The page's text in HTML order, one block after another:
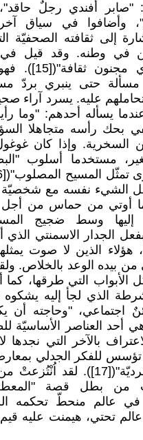
"صابر أفندي رجلٌ
وأضافوا في سياق
إلى ثقافته الصحفيّة
في وطنه. وقد قيل
"صابر ـأفندي
حتى ينبري بردّ
عليه. يسرد آراء
يسأله أحدهم: "وما
بحك رأسه متجاهلا
السخرية. وإذا كان
مستخدما أسلوب
الشيء نفسه مع شخصيّة
أوتي من حماس من أجل
إليها وسط ضجيج
الجدار الاسمنتي الذي
هؤلاء الذين لا صوت
من بيده الوعد بالخلاص.
الأبواب التي طرقها، كما
الذي لجأ إليه
اجتماعي، "وحاجته أن
أحد العناصر الأساسيّة
بالآخر التي
للفكر الجدلي
المختلفة للفرديّة"([17]). لقد
من بطل قصة
في عالم منحطّ تحكمه
تحتي، هيمنت عليه